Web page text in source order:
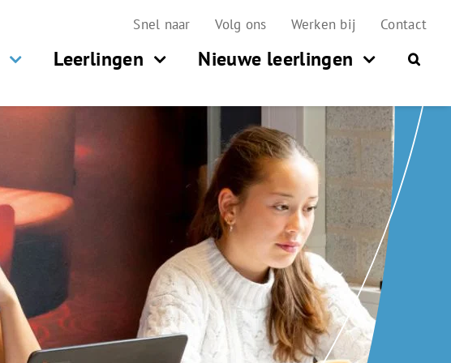
Snel naar Volg ons Werken bij Contact
Leerlingen Nieuwe leerlingen